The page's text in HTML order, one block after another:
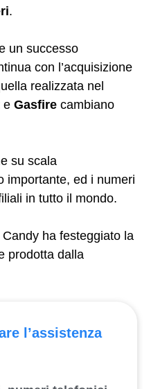
.
un successo
con l’acquisizione
realizzata nel
e Gasfire cambiano
su scala
importante, ed i numeri
in tutto il mondo.
ha festeggiato la
prodotta dalla
l’assistenza